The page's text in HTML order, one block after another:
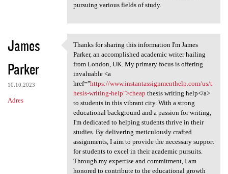
pursuing various fields of study.
James
Parker
10.10.2023
Adres
Thanks for sharing this
Thanks for sharing this information I'm James
Parker, an accomplished academic writer hailing
from London, UK. My primary focus is offering
invaluable <a
href="https://www.instantassignmenthelp.com/us/t
hesis-writing-help">cheap thesis writing help</a>
to students in this vibrant city. With a strong
educational background and a passion for writing,
I'm dedicated to helping students thrive in their
studies. By delivering meticulously crafted
assignments, I aim to provide the necessary support
for students to excel in their academic pursuits.
Through my expertise and commitment, I am
honored to contribute to the educational growth